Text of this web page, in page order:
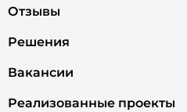
Отзывы
Решения
Вакансии
Реализованные проекты